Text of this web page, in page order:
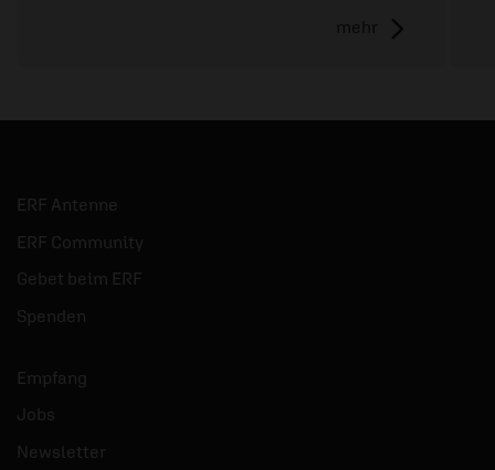
mehr
ERF Antenne
ERF Community
Gebet beim ERF
Spenden
Empfang
Jobs
Newsletter